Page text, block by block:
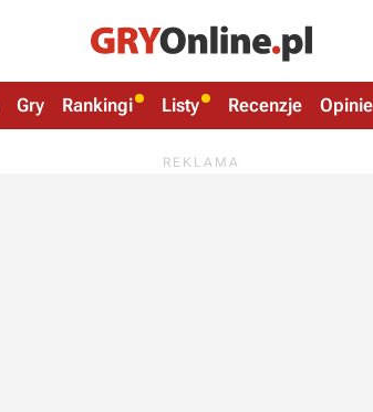
Gry Rankingi Listy Recenzje Opinie